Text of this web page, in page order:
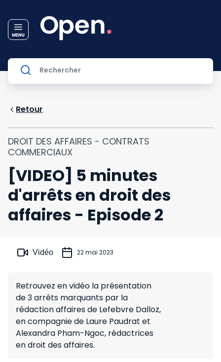
Retour
DROIT DES AFFAIRES - CONTRATS
COMMERCIAUX
[VIDEO] 5 minutes
d'arrêts en droit des
affaires - Episode 2
Vidéo 22 mai 2023
Retrouvez en vidéo la présentation
de 3 arrêts marquants par la
rédaction affaires de Lefebvre Dalloz,
en compagnie de Laure Paudrat et
Alexandra Pham-Ngoc, rédactrices
en droit des affaires.